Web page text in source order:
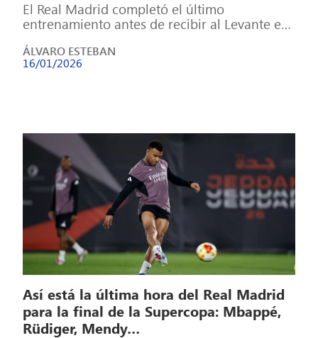
El Real Madrid completó el último
entrenamiento antes de recibir al Levante en
ÁLVARO ESTEBAN
16/01/2026
Así está la última hora del Real Madrid
para la final de la Supercopa: Mbappé,
Rüdiger, Mendy…